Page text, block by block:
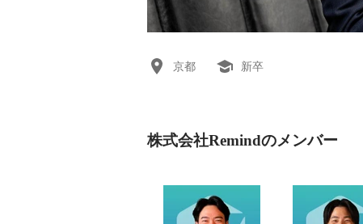
京都 新卒
株式会社Remindのメンバー